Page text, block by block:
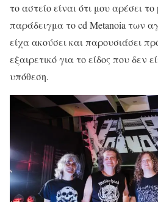
το αστείο είναι ότι μου αρέσει
παράδειγμα το cd Metanoia των
είχα ακούσει και παρουσιάσει
εξαιρετικό για το είδος που δεν
υπόθεση.